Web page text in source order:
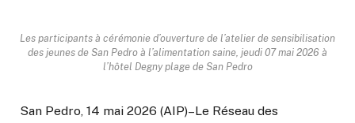
Les participants à cérémonie d’ouverture de l’atelier de sensibilisation
des jeunes de San Pedro à l’alimentation saine, jeudi 07 mai 2026 à
l’hôtel Degny plage de San Pedro
San Pedro, 14 mai 2026 (AIP)–Le Réseau des